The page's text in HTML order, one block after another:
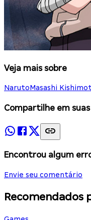
Veja mais sobre
NarutoMasashi
Compartilhe em
Encontrou algum
Envie seu comentário
Recomendados